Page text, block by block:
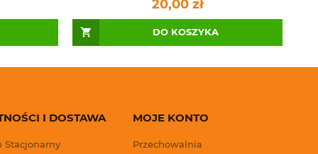
20,00 zł
DO KOSZYKA
I DOSTAWA
Stacjonarny
MOJE KONTO
Przechowalnia